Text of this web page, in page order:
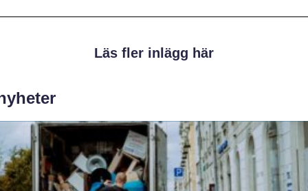
Läs fler inlägg här